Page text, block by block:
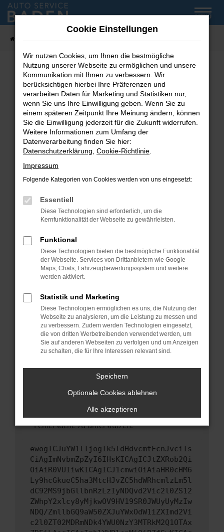
Zum
Hauptinhalt
MENÜ
Fehler: Network Error
Beim Laden ist ein Fehler aufgetreten.
Hier sind ein paar Tipps, die dir helfen können:
Überprüfe deine Firewall und deine
Internetverbindung.
Laden andere Webseiten, zum Beispiel deine
Suchmaschine?
Prüfe deine Browsererweiterungen.
können das Laden bestimmter Seiten
verhindern. Funktioniert die Seite in einem
Fenster?
Starte dein Gerät neu.
Das kann manchmal helfen, vorübergehende
Probleme zu beheben.
Betriebssystem auf dem neuesten Stand
sind.
Veraltete Software birgt nicht nur ein
Sicherheitsrisiko, sondern kann auch dazu
führen, dass bestimmte Funktionen nicht mehr
unterstützt werden.
Wende dich an den Webseitenbetreiber.
Wenn du alle oben genannten Schritte versucht
hast, kontaktiere uns bitte. Wir werden
uns diesen Text schicken, um uns bei der
Fehlersuche zu unterstützen:
ewogICJuYW1lIjogIk5ldHdvcmtFcnJvciIs
CiAgImNvbmZpZyI6IHsKICAgICJtZXRob2Qi
OiAiR0VUIiwKICAgICJ1cmwiOiAiaHR0cHM6
Ly9hcGkueC5ha3MtcHJvZC5hdWRhcmlzLm5l
dC92MS9jbGllbnRzLzIyNDQvd2Vic2l0ZS12
ZWhpY2xlcy8yMjkwOV9HV19SR0JWUyUyMzIw
NDQ/ZmllbGQ9aW50ZXJuYWxOdW1iZXImd2Vi
c2l0ZT02MDRmNDk4YWU0NzY3MTRkM2Q1OTAx
Cookie Einstellungen
Wir nutzen Cookies, um Ihnen die bestmögliche
Nutzung unserer Webseite zu ermöglichen und unsere
Kommunikation mit Ihnen zu verbessern. Wir
berücksichtigen hierbei Ihre Präferenzen und
verarbeiten Daten für Marketing und Statistiken nur,
wenn Sie uns Ihre Einwilligung geben. Wenn Sie zu
einem späteren Zeitpunkt Ihre Meinung ändern, können
Sie die Einwilligung jederzeit für die Zukunft widerrufen.
Weitere Informationen zum Umfang der
Datenverarbeitung finden Sie hier:
Datenschutzerklärung Cookie-Richtlinie
Impressum
Folgende Kategorien von Cookies werden von uns eingesetzt:
Essentiell
Diese Technologien sind erforderlich, um die
Kernfunktionalität der Webseite zu gewährleisten.
Funktional
Diese Technologien bieten die bestmögliche Funktionalität
der Webseite. Services von Drittanbietern wie Google
Maps, Chats, Fahrzeugbewertungssystem und weitere
werden aktiviert.
Statistik und Marketing
Diese Technologien ermöglichen es uns, die Nutzung der
Webseite zu analysieren, um die Leistung zu messen und
zu verbessern. Zudem werden Technologien eingesetzt,
die von dritten Werbetreibenden verwendet werden, um
Sie auf anderen Webseiten zu verfolgen und um Anzeigen
zu schalten, die für Ihre Interessen relevant sind.
Speichern
Optionale Cookies ablehnen
Alle akzeptieren